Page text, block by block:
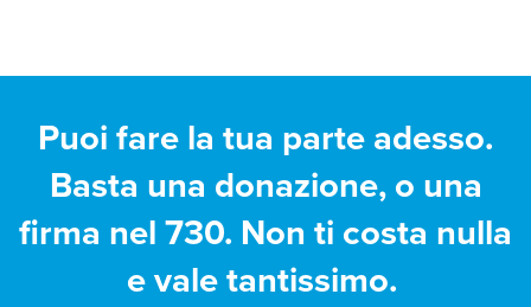
Puoi fare la tua parte adesso.
Basta una donazione, o una
firma nel 730. Non ti costa nulla
e vale tantissimo.